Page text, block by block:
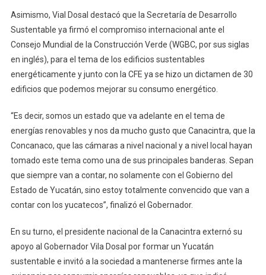
Asimismo, Vial Dosal destacó que la Secretaría de Desarrollo
Sustentable ya firmó el compromiso internacional ante el
Consejo Mundial de la Construcción Verde (WGBC, por sus siglas
en inglés), para el tema de los edificios sustentables
energéticamente y junto con la CFE ya se hizo un dictamen de 30
edificios que podemos mejorar su consumo energético.
“Es decir, somos un estado que va adelante en el tema de
energías renovables y nos da mucho gusto que Canacintra, que la
Concanaco, que las cámaras a nivel nacional y a nivel local hayan
tomado este tema como una de sus principales banderas. Sepan
que siempre van a contar, no solamente con el Gobierno del
Estado de Yucatán, sino estoy totalmente convencido que van a
contar con los yucatecos”, finalizó el Gobernador.
En su turno, el presidente nacional de la Canacintra externó su
apoyo al Gobernador Vila Dosal por formar un Yucatán
sustentable e invitó a la sociedad a mantenerse firmes ante la